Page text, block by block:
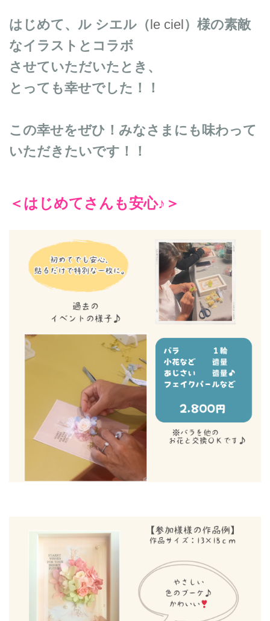
はじめて、ル シエル（le ciel）様の素敵
なイラストとコラボ
させていただいたとき、
とっても幸せでした！！
この幸せをぜひ！みなさまにも味わって
いただきたいです！！
＜はじめてさんも安心♪＞